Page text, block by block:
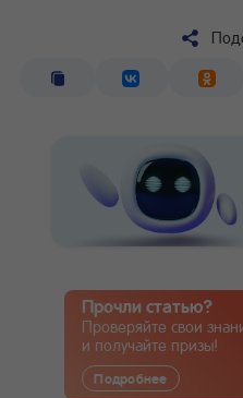
Прочли статью?
Проверяйте свои
и получайте призы!
Подробнее